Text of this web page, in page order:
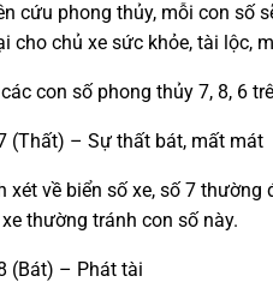
cứu phong thủy, mỗi con số
cho chủ xe sức khỏe, tài lộc,
con số phong thủy 7, 8, 6
(Thất) – Sự thất bát, mất mát
xét về biển số xe, số 7
thường tránh con số này.
(Bát) – Phát tài